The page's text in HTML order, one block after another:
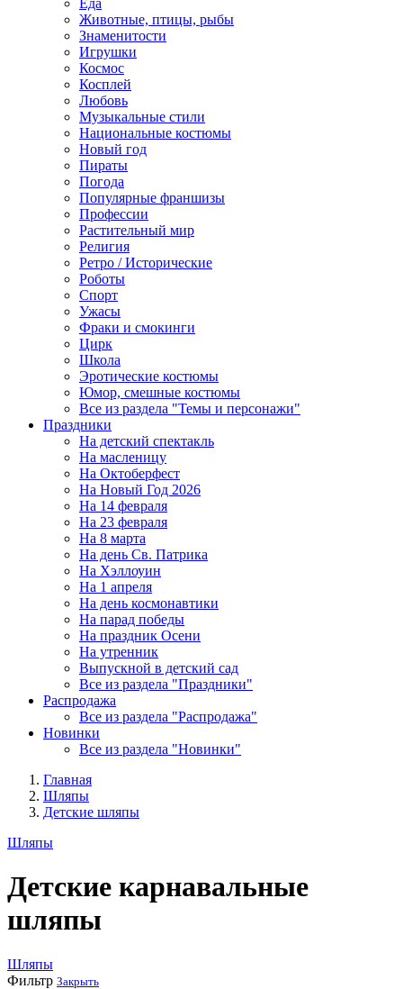
Еда
Животные, птицы, рыбы
Знаменитости
Игрушки
Космос
Косплей
Любовь
Музыкальные стили
Национальные костюмы
Новый год
Пираты
Погода
Популярные франшизы
Профессии
Растительный мир
Религия
Ретро / Исторические
Роботы
Спорт
Ужасы
Фраки и смокинги
Цирк
Школа
Эротические костюмы
Юмор, смешные костюмы
Все из раздела "Темы и персонажи"
Праздники
На детский спектакль
На масленицу
На Октоберфест
На Новый Год 2026
На 14 февраля
На 23 февраля
На 8 марта
На день Св. Патрика
На Хэллоуин
На 1 апреля
На день космонавтики
На парад победы
На праздник Осени
На утренник
Выпускной в детский сад
Все из раздела "Праздники"
Распродажа
Все из раздела "Распродажа"
Новинки
Все из раздела "Новинки"
Главная
Шляпы
Детские шляпы
Шляпы
Детские карнавальные
шляпы
Шляпы
Фильтр Закрыть